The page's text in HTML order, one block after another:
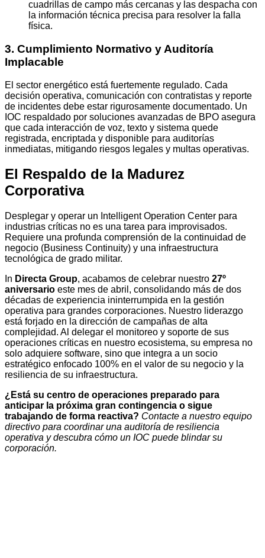
cuadrillas de campo más cercanas y las despacha con
la información técnica precisa para resolver la falla
física.
3. Cumplimiento Normativo y Auditoría
Implacable
El sector energético está fuertemente regulado. Cada
decisión operativa, comunicación con contratistas y reporte
de incidentes debe estar rigurosamente documentado. Un
IOC respaldado por soluciones avanzadas de BPO asegura
que cada interacción de voz, texto y sistema quede
registrada, encriptada y disponible para auditorías
inmediatas, mitigando riesgos legales y multas operativas.
El Respaldo de la Madurez
Corporativa
Desplegar y operar un Intelligent Operation Center para
industrias críticas no es una tarea para improvisados.
Requiere una profunda comprensión de la continuidad de
negocio (Business Continuity) y una infraestructura
tecnológica de grado militar.
In Directa Group, acabamos de celebrar nuestro 27º
aniversario este mes de abril, consolidando más de dos
décadas de experiencia ininterrumpida en la gestión
operativa para grandes corporaciones. Nuestro liderazgo
está forjado en la dirección de campañas de alta
complejidad. Al delegar el monitoreo y soporte de sus
operaciones críticas en nuestro ecosistema, su empresa no
solo adquiere software, sino que integra a un socio
estratégico enfocado 100% en el valor de su negocio y la
resiliencia de su infraestructura.
¿Está su centro de operaciones preparado para
anticipar la próxima gran contingencia o sigue
trabajando de forma reactiva? Contacte a nuestro equipo
directivo para coordinar una auditoría de resiliencia
operativa y descubra cómo un IOC puede blindar su
corporación.